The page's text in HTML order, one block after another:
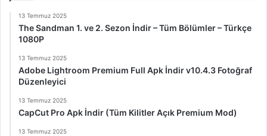
13 Temmuz 2025
The Sandman 1. ve 2. Sezon İndir – Tüm Bölümler – Türkçe
1080P
13 Temmuz 2025
Adobe Lightroom Premium Full Apk İndir v10.4.3 Fotoğraf
Düzenleyici
13 Temmuz 2025
CapCut Pro Apk İndir (Tüm Kilitler Açık Premium Mod)
13 Temmuz 2025